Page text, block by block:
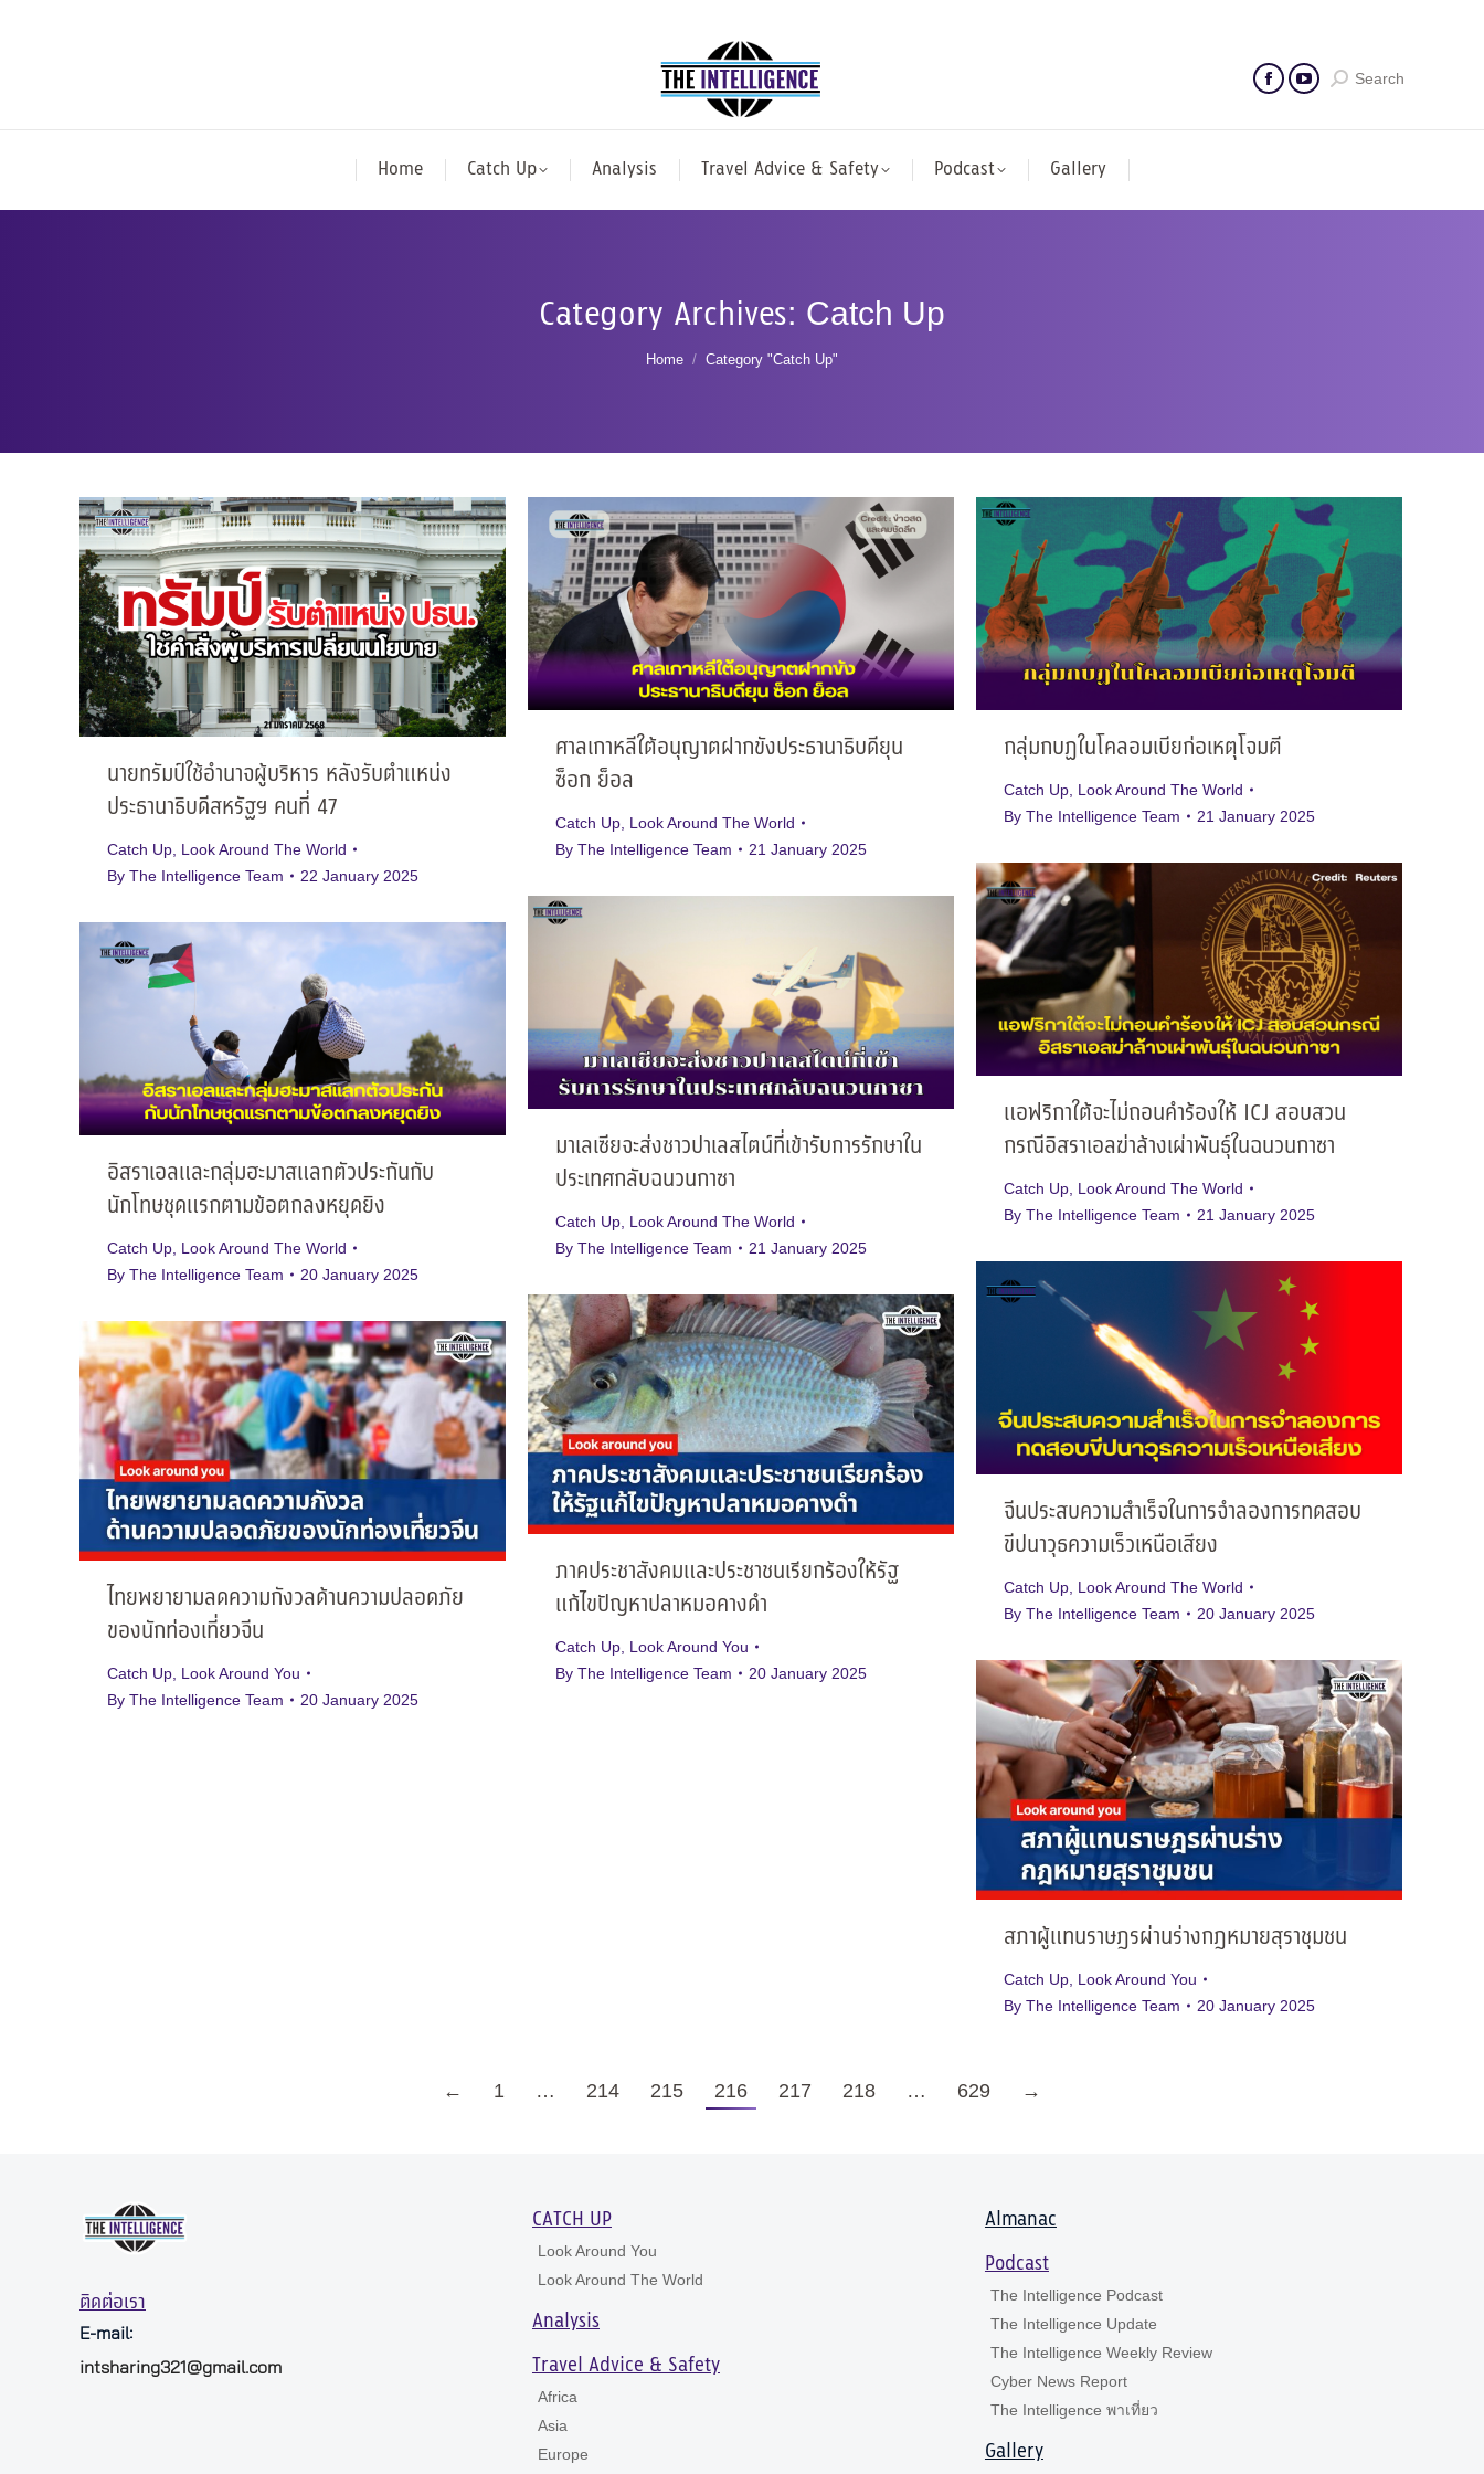
Search
Home Catch Up Analysis Travel Advice & Safety Podcast Gallery
Category Archives: Catch Up
You are here:
Home Category "Catch Up"
นายทรัมป์ใช้อำนาจผู้บริหาร หลังรับตำแหน่ง
ประธานาธิบดีสหรัฐฯ คนที่ 47
Catch Up, Look Around The World
By The Intelligence Team 22 January 2025
ศาลเกาหลีใต้อนุญาตฝากขังประธานาธิบดียุน
ซ็อก ย็อล
Catch Up Look Around The World
By The Intelligence Team 21 January 2025
กลุ่มกบฏในโคลอมเบียก่อเหตุโจมตี
Catch Up Look Around The World
By The Intelligence Team 21 January 2025
แอฟริกาใต้จะไม่ถอนคำร้องให้ ICJ สอบสวน
กรณีอิสราเอลฆ่าล้างเผ่าพันธุ์ในฉนวนกาซา
Catch Up Look Around The World
By The Intelligence Team 21 January 2025
มาเลเซียจะส่งชาวปาเลสไตน์ที่เข้ารับการรักษาใน
ประเทศกลับฉนวนกาซา
Catch Up Look Around The World
By The Intelligence Team 21 January 2025
อิสราเอลและกลุ่มฮะมาสแลกตัวประกันกับ
นักโทษชุดแรกตามข้อตกลงหยุดยิง
Catch Up Look Around The World
By The Intelligence Team 20 January 2025
จีนประสบความสำเร็จในการจำลองการทดสอบ
ขีปนาวุธความเร็วเหนือเสียง
Catch Up Look Around The World
By The Intelligence Team 20 January 2025
ภาคประชาสังคมและประชาชนเรียกร้องให้รัฐ
แก้ไขปัญหาปลาหมอคางดำ
Catch Up, Look Around You
By The Intelligence Team 20 January 2025
ไทยพยายามลดความกังวลด้านความปลอดภัย
ของนักท่องเที่ยวจีน
Catch Up, Look Around You
By The Intelligence Team 20 January 2025
สภาผู้แทนราษฎรผ่านร่างกฎหมายสุราชุมชน
Catch Up, Look Around You
By The Intelligence Team 20 January 2025
← 1 … 214 215 216 217 218 … 629 →
ติดต่อเรา
E-mail:
intsharing321@gmail.com
CATCH UP
Look Around You
Look Around The World
Analysis
Travel Advice & Safety
Africa
Asia
Europe
Almanac
Podcast
The Intelligence Podcast
The Intelligence Update
The Intelligence Weekly Review
Cyber News Report
The Intelligence พาเที่ยว
Gallery